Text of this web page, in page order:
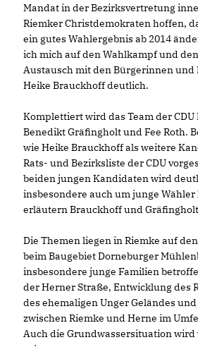
Mandat in der Bezirksvertretung
Riemker Christdemokraten hoffen,
ein gutes Wahlergebnis ab 2014
ich mich auf den Wahlkampf und
Austausch mit den Bürgerinnen und
Heike Brauckhoff deutlich.
Komplettiert wird das Team der
Benedikt Gräfingholt und Fee Roth.
wie Heike Brauckhoff als weitere
Rats- und Bezirksliste der CDU
beiden jungen Kandidaten wird
insbesondere auch um junge
erläutern Brauckhoff und Gräfingholt
Die Themen liegen in Riemke auf
beim Baugebiet Dorneburger
insbesondere junge Familien
der Herner Straße, Entwicklung des
des ehemaligen Unger Geländes
zwischen Riemke und Herne im
Auch die Grundwassersituation wird